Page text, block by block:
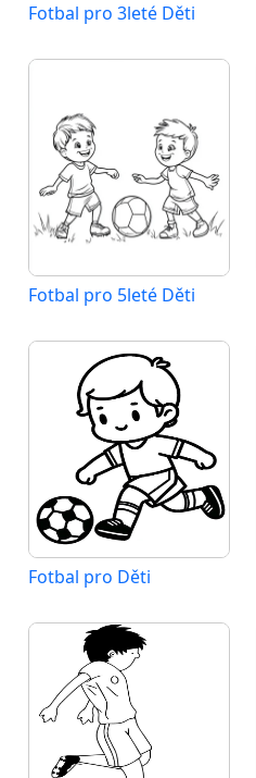
Fotbal pro 3leté Děti
Fotbal pro 5leté Děti
Fotbal pro Děti